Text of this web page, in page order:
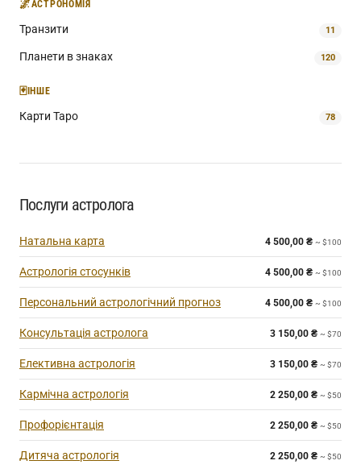
🌌АСТРОНОМІЯ
Транзити 11
Планети в знаках 120
🃏ІНШЕ
Карти Таро 78
Послуги астролога
Натальна карта 4 500,00 ₴ ~ $100
Астрологія стосунків 4 500,00 ₴ ~ $100
Персональний астрологічний прогноз 4 500,00 ₴ ~ $100
Консультація астролога 3 150,00 ₴ ~ $70
Елективна астрологія 3 150,00 ₴ ~ $70
Кармічна астрологія 2 250,00 ₴ ~ $50
Профорієнтація 2 250,00 ₴ ~ $50
Дитяча астрологія 2 250,00 ₴ ~ $50